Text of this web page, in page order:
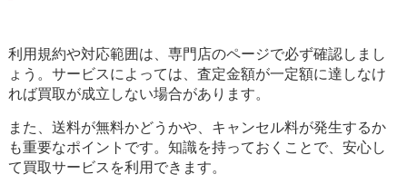
利用規約や対応範囲は、専門店のページで必ず確認しまし
ょう。サービスによっては、査定金額が一定額に達しなけ
れば買取が成立しない場合があります。
また、送料が無料かどうかや、キャンセル料が発生するか
も重要なポイントです。知識を持っておくことで、安心し
て買取サービスを利用できます。